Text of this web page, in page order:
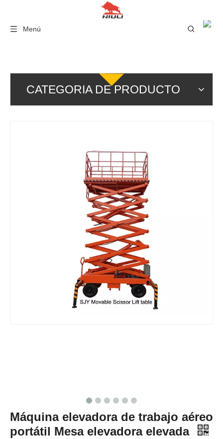
Menú
CATEGORIA DE PRODUCTO
Máquina elevadora de trabajo aéreo
portátil Mesa elevadora elevada